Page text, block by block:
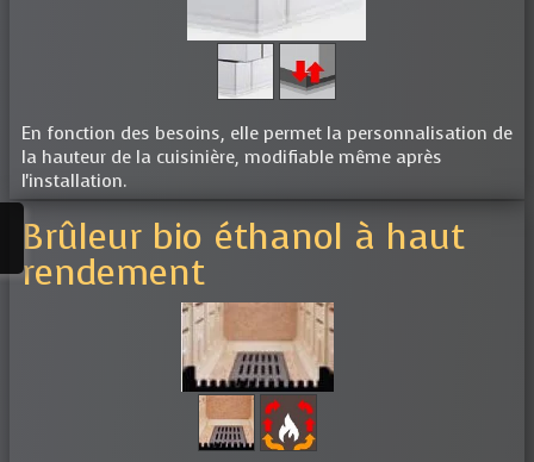
En fonction des besoins, elle permet la personnalisation de
la hauteur de la cuisinière, modifiable même après
l'installation.
Brûleur bio éthanol à haut
rendement